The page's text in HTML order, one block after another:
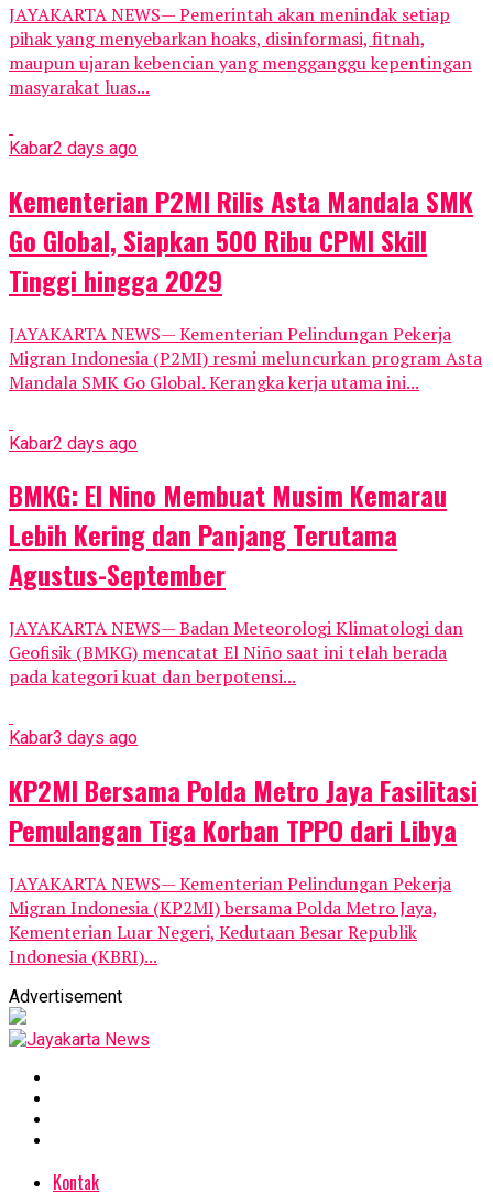
JAYAKARTA NEWS— Pemerintah akan menindak setiap
pihak yang menyebarkan hoaks, disinformasi, fitnah,
maupun ujaran kebencian yang mengganggu kepentingan
masyarakat luas...
Kabar2 days ago
Kementerian P2MI Rilis Asta Mandala SMK
Go Global, Siapkan 500 Ribu CPMI Skill
Tinggi hingga 2029
JAYAKARTA NEWS— Kementerian Pelindungan Pekerja
Migran Indonesia (P2MI) resmi meluncurkan program Asta
Mandala SMK Go Global. Kerangka kerja utama ini...
Kabar2 days ago
BMKG: El Nino Membuat Musim Kemarau
Lebih Kering dan Panjang Terutama
Agustus-September
JAYAKARTA NEWS— Badan Meteorologi Klimatologi dan
Geofisik (BMKG) mencatat El Niño saat ini telah berada
pada kategori kuat dan berpotensi...
Kabar3 days ago
KP2MI Bersama Polda Metro Jaya Fasilitasi
Pemulangan Tiga Korban TPPO dari Libya
JAYAKARTA NEWS— Kementerian Pelindungan Pekerja
Migran Indonesia (KP2MI) bersama Polda Metro Jaya,
Kementerian Luar Negeri, Kedutaan Besar Republik
Indonesia (KBRI)...
Advertisement
Kontak